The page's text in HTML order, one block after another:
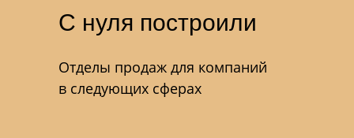
С нуля построили
Отделы продаж для компаний
в следующих сферах